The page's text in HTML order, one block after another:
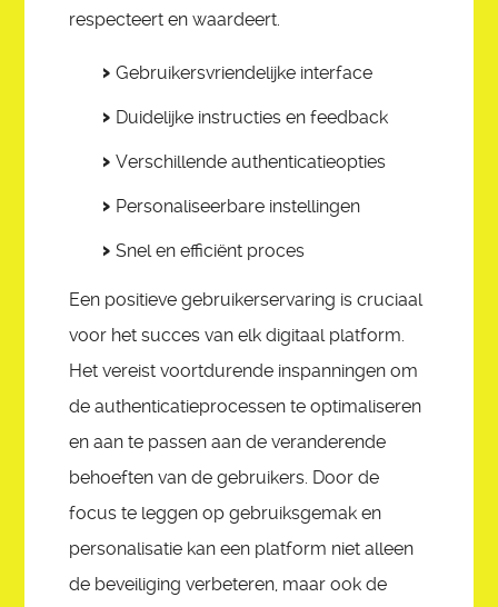
respecteert en waardeert.
Gebruikersvriendelijke interface
Duidelijke instructies en feedback
Verschillende authenticatieopties
Personaliseerbare instellingen
Snel en efficiënt proces
Een positieve gebruikerservaring is cruciaal
voor het succes van elk digitaal platform.
Het vereist voortdurende inspanningen om
de authenticatieprocessen te optimaliseren
en aan te passen aan de veranderende
behoeften van de gebruikers. Door de
focus te leggen op gebruiksgemak en
personalisatie kan een platform niet alleen
de beveiliging verbeteren, maar ook de